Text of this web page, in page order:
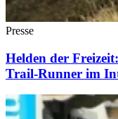
Presse
Helden der
Trail-Runner im